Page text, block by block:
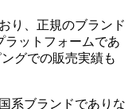
り、正規のブランド
ラットフォームであ
グでの販売実績も
系ブランドでありな